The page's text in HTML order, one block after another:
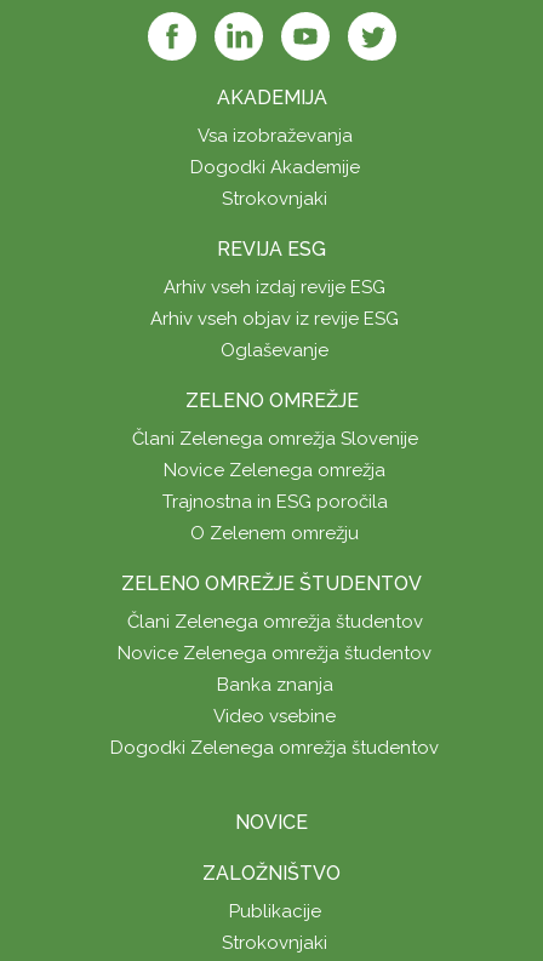
AKADEMIJA
Vsa izobraževanja
Dogodki Akademije
Strokovnjaki
REVIJA ESG
Arhiv vseh izdaj revije ESG
Arhiv vseh objav iz revije ESG
Oglaševanje
ZELENO OMREŽJE
Člani Zelenega omrežja Slovenije
Novice Zelenega omrežja
Trajnostna in ESG poročila
O Zelenem omrežju
ZELENO OMREŽJE ŠTUDENTOV
Člani Zelenega omrežja študentov
Novice Zelenega omrežja študentov
Banka znanja
Video vsebine
Dogodki Zelenega omrežja študentov
NOVICE
ZALOŽNIŠTVO
Publikacije
Strokovnjaki